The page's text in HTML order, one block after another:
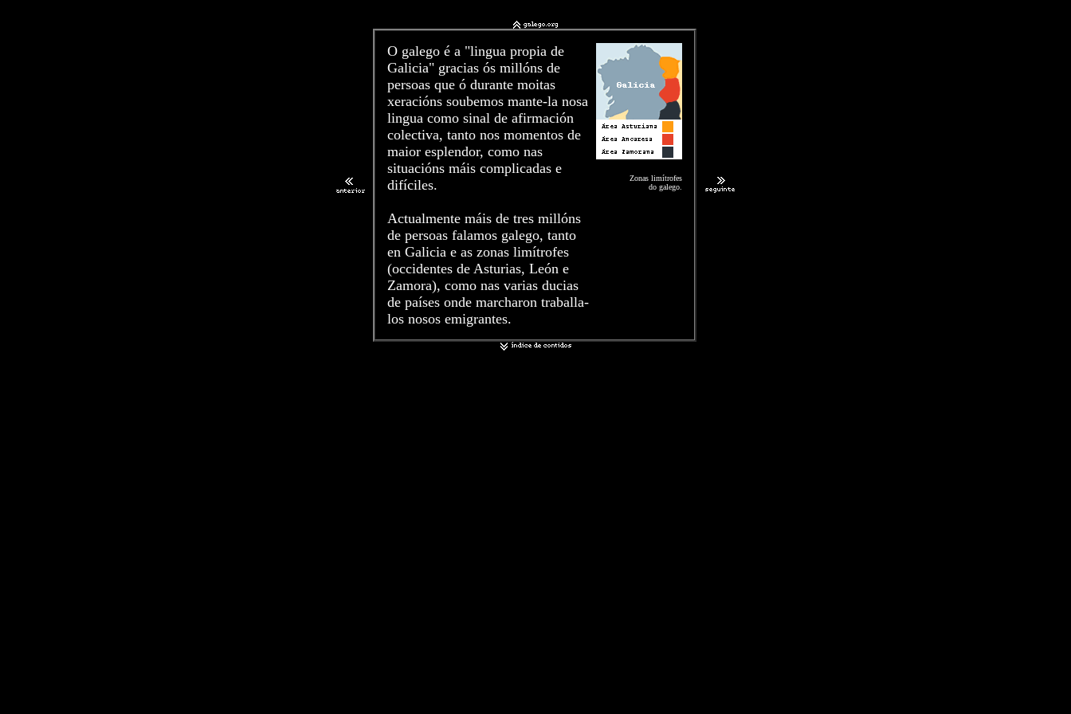
O galego é a "lingua propia de
Galicia" gracias ós millóns de
persoas que ó durante moitas
xeracións soubemos mante-la nosa
lingua como sinal de afirmación
colectiva, tanto nos momentos de
maior esplendor, como nas
situacións máis complicadas e
difíciles.
Actualmente máis de tres millóns
de persoas falamos galego, tanto
en Galicia e as zonas limítrofes
(occidentes de Asturias, León e
Zamora), como nas varias ducias
de países onde marcharon traballa-
los nosos emigrantes.
Zonas limítrofes
do galego.